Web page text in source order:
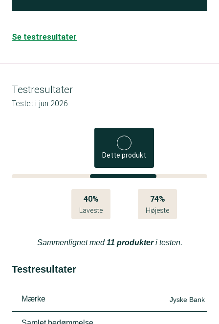
Se testresultater
Testresultater
Testet i jun 2026
Dette produkt
40%
Laveste
74%
Højeste
Sammenlignet med11 produkteri testen.
Testresultater
Mærke Jyske Bank